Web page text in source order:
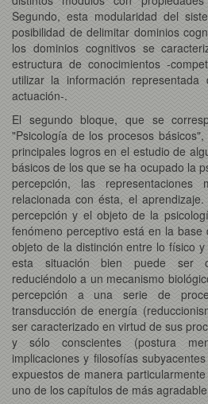
Segundo, esta modularidad del
posibilidad de delimitar dominios
los dominios cognitivos se
estructura de conocimientos -
utilizar la información
actuación-.
El segundo bloque, que se
"Psicología de los procesos
principales logros en el estudio de
básicos de los que se ha ocupado la
percepción, las representaciones
relacionada con ésta, el
percepción y el objeto de la
fenómeno perceptivo está en la base
objeto de la distinción entre lo físico
esta situación bien puede ser
reduciéndolo a un mecanismo
percepción a una serie de
transducción de energía
ser caracterizado en virtud de sus
y sólo conscientes (postura
implicaciones y filosofías
expuestos de manera
uno de los capítulos de más